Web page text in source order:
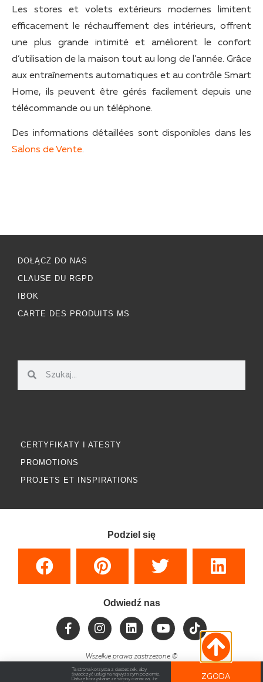
Les stores et volets extérieurs modernes limitent
efficacement le réchauffement des intérieurs, offrent
une plus grande intimité et améliorent le confort
d’utilisation de la maison tout au long de l’année. Grâce
aux entraînements automatiques et au contrôle Smart
Home, ils peuvent être gérés facilement depuis une
télécommande ou un téléphone.
Des informations détaillées sont disponibles dans les
Salons de Vente.
DOŁĄCZ DO NAS
CLAUSE DU RGPD
IBOK
CARTE DES PRODUITS MS
CERTYFIKATY I ATESTY
PROMOTIONS
PROJETS ET INSPIRATIONS
Podziel się
Odwiedź nas
Wszelkie prawa zastrzeżone ©
Ta strona korzysta z ciasteczek, aby
świadczyć usługi na najwyższym poziomie.
Dalsze korzystanie ze strony oznacza, że
ZGODA